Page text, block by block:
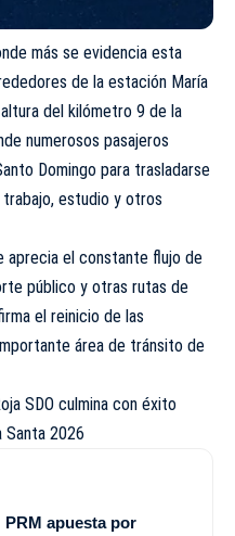
más se evidencia esta
de la estación María
del kilómetro 9 de la
numerosos pasajeros
Domingo para trasladarse
estudio y otros
aprecia el constante flujo de
público y otras rutas de
el reinicio de las
área de tránsito de
SDO culmina con éxito
Santa 2026
PRM apuesta por